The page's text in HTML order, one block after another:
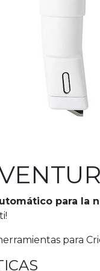
para la
para